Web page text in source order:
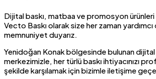
Dijital baskı, matbaa ve promosyon
Vecto Baskı olarak size her zaman
memnuniyet duyarız.
Yenidoğan Konak bölgesinde bulunan dijital
merkezimizle, her türlü baskı ihtiyacınızı
şekilde karşılamak için bizimle iletişime